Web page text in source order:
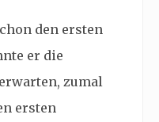
den ersten
er die
zumal
ersten